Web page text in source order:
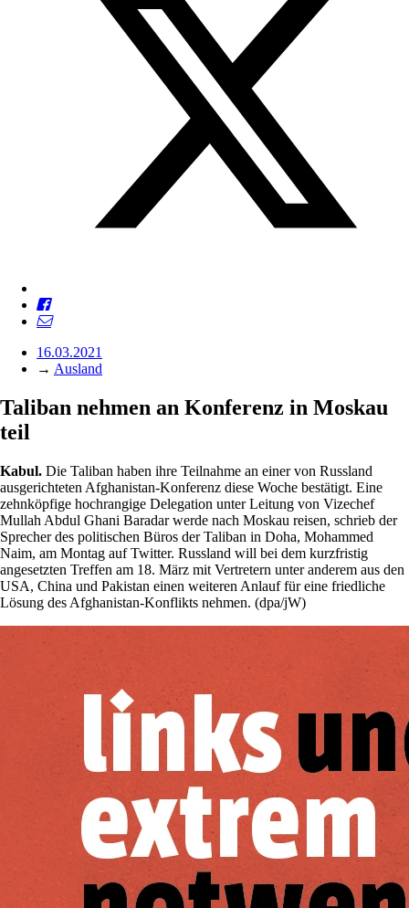
16.03.2021
→ Ausland
Taliban nehmen an Konferenz in Moskau
teil
Kabul. Die Taliban haben ihre Teilnahme an einer von Russland
ausgerichteten Afghanistan-Konferenz diese Woche bestätigt. Eine
zehnköpfige hochrangige Delegation unter Leitung von Vizechef
Mullah Abdul Ghani Baradar werde nach Moskau reisen, schrieb der
Sprecher des politischen Büros der Taliban in Doha, Mohammed
Naim, am Montag auf Twitter. Russland will bei dem kurzfristig
angesetzten Treffen am 18. März mit Vertretern unter anderem aus den
USA, China und Pakistan einen weiteren Anlauf für eine friedliche
Lösung des Afghanistan-Konflikts nehmen. (dpa/jW)